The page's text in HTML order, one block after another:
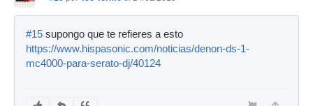
#15 supongo que te refieres a esto
https://www.hispasonic.com/noticias/denon-ds-1-
mc4000-para-serato-dj/40124